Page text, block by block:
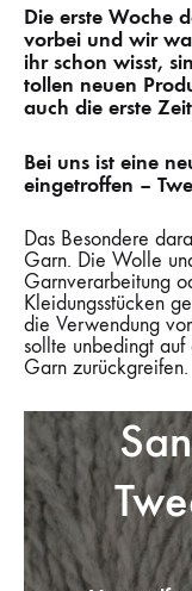
Die erste Woche
vorbei und wir
ihr schon wisst,
tollen neuen
auch die erste
Bei uns ist eine
eingetroffen –
Das Besondere
Garn. Die Wolle
Garnverarbeitung
Kleidungsstücken
die Verwendung
sollte unbedingt
Garn zurückgreifen.